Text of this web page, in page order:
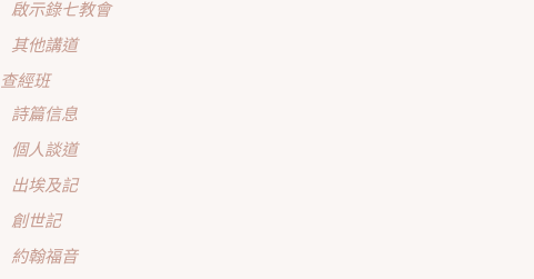
啟示錄七教會
其他講道
查經班
詩篇信息
個人談道
出埃及記
創世記
約翰福音